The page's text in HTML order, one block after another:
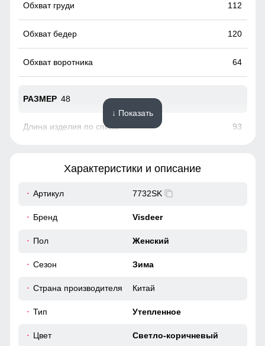
использования. Они легко вмещают телефон, перчатки и
сумки. Карманы расположены удобно и защищены от
регулировки его объема и плотности прилегания к голове.
комфорт и тепло.
112
120
64
48
93
↓ Показать
Характеристики и описание
Артикул 7732SK
Бренд Visdeer
Пол Женский
Сезон Зима
Страна производителя Китай
Тип Утепленное
Цвет Светло-коричневый